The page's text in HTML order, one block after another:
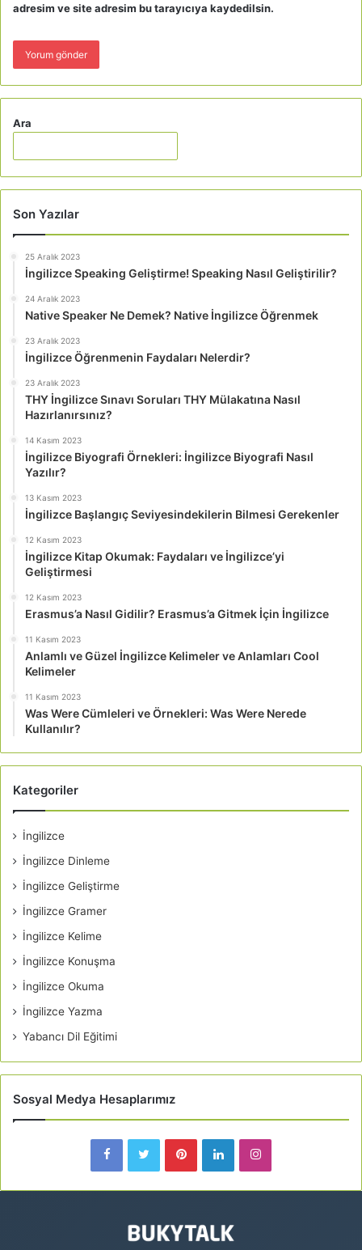
adresim ve site adresim bu tarayıcıya kaydedilsin.
Ara
Son Yazılar
25 Aralık 2023
İngilizce Speaking Geliştirme! Speaking Nasıl Geliştirilir?
24 Aralık 2023
Native Speaker Ne Demek? Native İngilizce Öğrenmek
23 Aralık 2023
İngilizce Öğrenmenin Faydaları Nelerdir?
23 Aralık 2023
THY İngilizce Sınavı Soruları THY Mülakatına Nasıl
Hazırlanırsınız?
14 Kasım 2023
İngilizce Biyografi Örnekleri: İngilizce Biyografi Nasıl
Yazılır?
13 Kasım 2023
İngilizce Başlangıç Seviyesindekilerin Bilmesi Gerekenler
12 Kasım 2023
İngilizce Kitap Okumak: Faydaları ve İngilizce’yi
Geliştirmesi
12 Kasım 2023
Erasmus’a Nasıl Gidilir? Erasmus’a Gitmek İçin İngilizce
11 Kasım 2023
Anlamlı ve Güzel İngilizce Kelimeler ve Anlamları Cool
Kelimeler
11 Kasım 2023
Was Were Cümleleri ve Örnekleri: Was Were Nerede
Kullanılır?
Kategoriler
İngilizce
İngilizce Dinleme
İngilizce Geliştirme
İngilizce Gramer
İngilizce Kelime
İngilizce Konuşma
İngilizce Okuma
İngilizce Yazma
Yabancı Dil Eğitimi
Sosyal Medya Hesaplarımız